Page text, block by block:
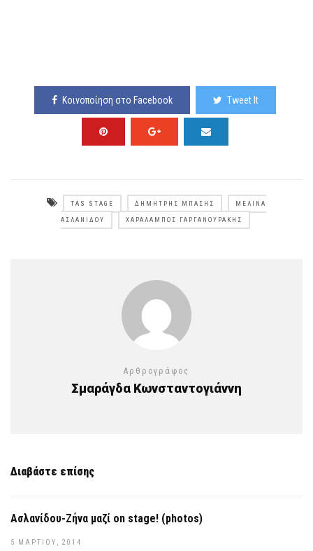
Κοινοποίηση στο Facebook Tweet It
TAS STAGE ΔΗΜΉΤΡΗΣ ΜΠΆΣΗΣ ΜΕΛΊΝΑ
ΑΣΛΑΝΊΔΟΥ ΧΑΡΆΛΑΜΠΟΣ ΓΑΡΓΑΝΟΥΡΆΚΗΣ
Αρθρογράφος
Σμαράγδα Κωνσταντογιάννη
Διαβάστε επίσης
Ασλανίδου-Ζήνα μαζί on stage! (photos)
5 ΜΑΡΤΊΟΥ, 2014